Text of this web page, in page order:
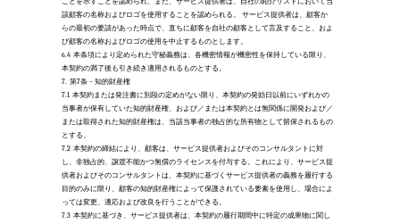
該顧客の名称およびロゴを使用することを認められる。 サービス提供者は、顧客か
らの最初の要請があった時点で、直ちに顧客を自社の顧客として言及すること、およ
び顧客の名称およびロゴの使用を中止するものとします。
6.4 本条項により定められた守秘義務は、各機密情報が機密性を保持している限り、
本契約の満了後も引き続き適用されるものとする。
7. 第7条 – 知的財産権
7.1 本契約または発注書に別段の定めがない限り、本契約の発効日以前にいずれかの
当事者が保有していた知的財産権、および／または本契約とは無関係に開発および／
または取得された知的財産権は、当該当事者の独占的な所有物として留保されるもの
とする。
7.2 本契約の締結により、顧客は、サービス提供者およびそのコンサルタントに対
し、非独占的、譲渡不能かつ無償のライセンスを付与する。これにより、サービス提
供者およびそのコンサルタントは、本契約に基づくサービス提供者の義務を履行する
目的のみに限り、顧客の知的財産権によって保護されている要素を使用し、場合によ
っては変更、適応および改良を行うことができる。
7.3 本契約に基づき、サービス提供者は、本契約の履行期間中に特定の成果物に関し